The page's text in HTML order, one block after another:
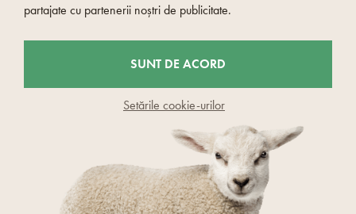
© 2026 Woolville.ro - Czech Wool company s.r.o
Raportați conținut neadecvat
Cookies
Prelucrarea datelor cu caracter personal
Consimțământul privind prelucrarea datelor cu caracter personal
Avem magazin de la wpj.cz
partajate cu partenerii noștri de publicitate.
Setările cookie-urilor
SUNT DE ACORD